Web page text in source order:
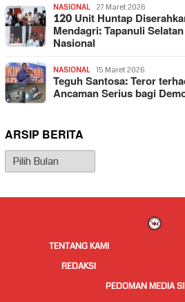
NASIONAL 27 Maret 2026
120 Unit Huntap
Mendagri: Tapanuli
Nasional
NASIONAL 15 Maret 2026
Teguh Santosa: Teror
Ancaman Serius bagi
ARSIP BERITA
Arsip
Berita
TENTANG KAMI
REDAKSI
PEDOMAN MEDIA